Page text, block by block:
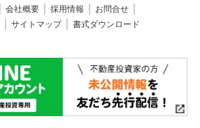
会社概要 採用情報
お問合せ
サイトマップ 書式ダウンロード